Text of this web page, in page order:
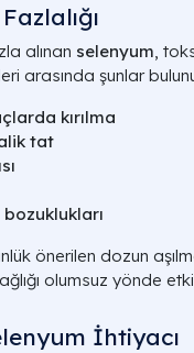
alınan selenyum,
arasında şunlar
kırılma
tat
önerilen dozun
olumsuz yönde
İhtiyacı